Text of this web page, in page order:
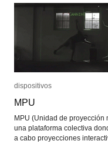
dispositivos
MPU
MPU (Unidad de proyección
una plataforma colectiva
a cabo proyecciones
dispositivos
MPU